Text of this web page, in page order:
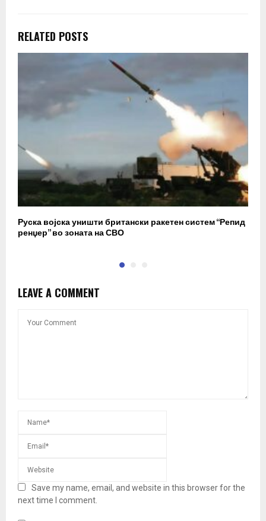
RELATED POSTS
Руска војска уништи британски ракетен систем “Репид
ренџер” во зоната на СВО
LEAVE A COMMENT
Save my name, email, and website in this browser for the
next time I comment.